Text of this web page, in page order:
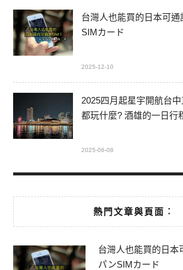
台灣人也能買的日本可
SIMカード
2025-12-10
2025四月起星宇開航台
都玩什麼? 酒雄的一日行
2025-06-08
熱門文章與頁面︰
台灣人也能買的日本
パンSIMカード